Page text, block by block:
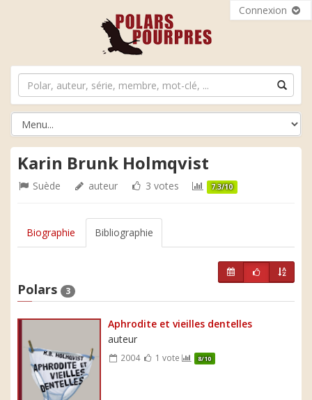
Connexion
Karin Brunk Holmqvist
Suède auteur 3 votes 7.3/10
Biographie Bibliographie
Polars 3
Aphrodite et vieilles dentelles
auteur
2004 1 vote 8/10